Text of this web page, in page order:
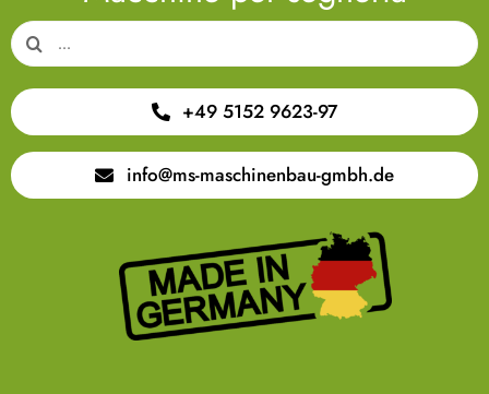
Search
for:
+49 5152 9623-97
info@ms-maschinenbau-gmbh.de